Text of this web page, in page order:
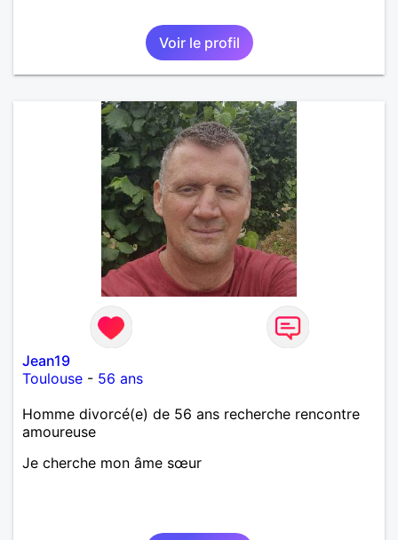
Voir le profil
Jean19
Toulouse - 56 ans
Homme divorcé(e) de 56 ans recherche rencontre
amoureuse
Je cherche mon âme sœur